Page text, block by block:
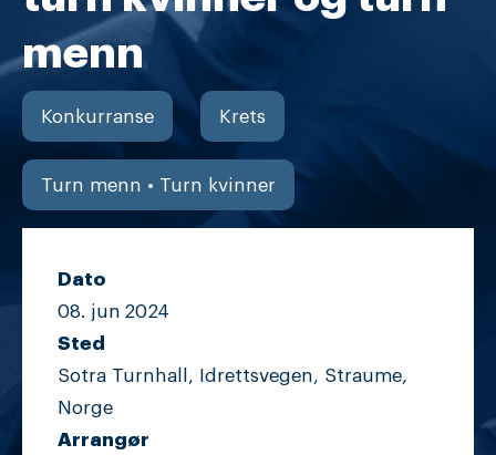
menn
Konkurranse Krets
Turn menn • Turn kvinner
Dato
08. jun 2024
Sted
Sotra Turnhall, Idrettsvegen, Straume,
Norge
Arrangør